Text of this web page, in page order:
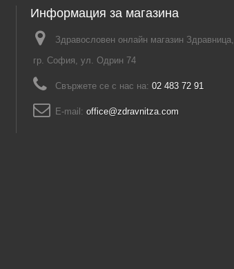
Информация за магазина
Здравословен онлайн магазин Здравница,
гр. София, ул. Одрин 74
Свържете се с нас на: 02 483 72 91
E-mail: office@zdravnitza.com